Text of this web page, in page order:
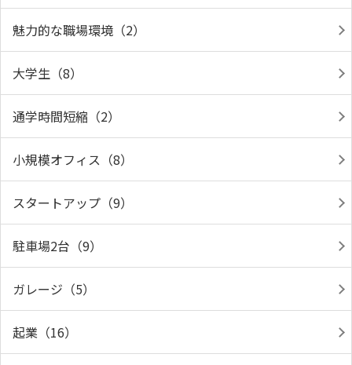
魅力的な職場環境（2）
大学生（8）
通学時間短縮（2）
小規模オフィス（8）
スタートアップ（9）
駐車場2台（9）
ガレージ（5）
起業（16）